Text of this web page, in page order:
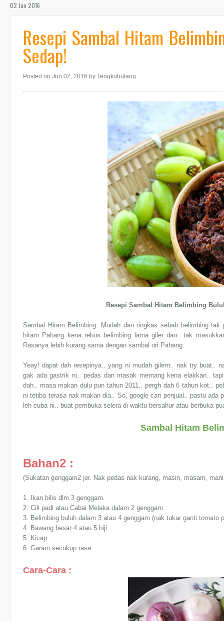
02 Jun 2016
Resepi Sambal Hitam
Sedap!
Posted on Jun 02, 2016 by Tengkubutang
Resepi Sambal Hitam Belimbing
Sambal Hitam Belimbing. Mudah dan ringkas sebab belimbing
hitam Pahang kena rebus belimbing lama giler dan tak
Rasanya lebih kurang sama dengan sambal ori Pahang.
Yeay! dapat dah resepinya.. yang ni mudah gilerrr.. nak try buat..
gak ada gastrik ni.. pedas dan masak memang kena elakkan..
dah.. masa makan dulu pun tahun 2011.. pergh dah 6 tahun kot..
ni tetiba terasa nak makan dia.. So, google cari penjual.. pastu ada
leh cuba ni.. buat pembuka selera di waktu bersahur atau berbuka
Sambal Hitam
Bahan2 :
(Sukatan genggam2 jer. Nak pedas nak kurang, masin, masam,
1. Ikan bilis dlm 3 genggam.
2. Cili padi atau Cabai Melaka dalam 2 genggam.
3. Belimbing buluh dalam 3 atau 4 genggam (nak tukar ganti tomato
4. Bawang besar 4 atau 5 biji.
5. Kicap
6. Garam secukup rasa.
Cara-Cara :